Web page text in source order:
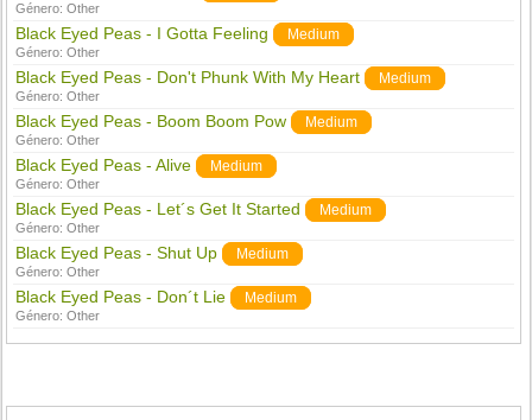
Género:Other
Black Eyed Peas - I Gotta Feeling Medium
Género:Other
Black Eyed Peas - Don't Phunk With My Heart Medium
Género:Other
Black Eyed Peas - Boom Boom Pow Medium
Género:Other
Black Eyed Peas - Alive Medium
Género:Other
Black Eyed Peas - Let´s Get It Started Medium
Género:Other
Black Eyed Peas - Shut Up Medium
Género:Other
Black Eyed Peas - Don´t Lie Medium
Género:Other